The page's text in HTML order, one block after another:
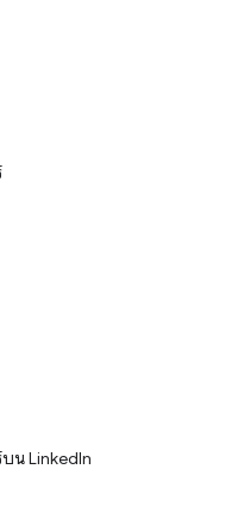
น LinkedIn